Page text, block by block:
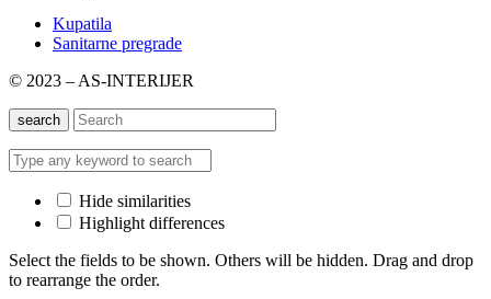
Kupatila
Sanitarne pregrade
© 2023 – AS-INTERIJER
search
Hide similarities
Highlight differences
Select the fields to be shown. Others will be hidden. Drag and drop
to rearrange the order.